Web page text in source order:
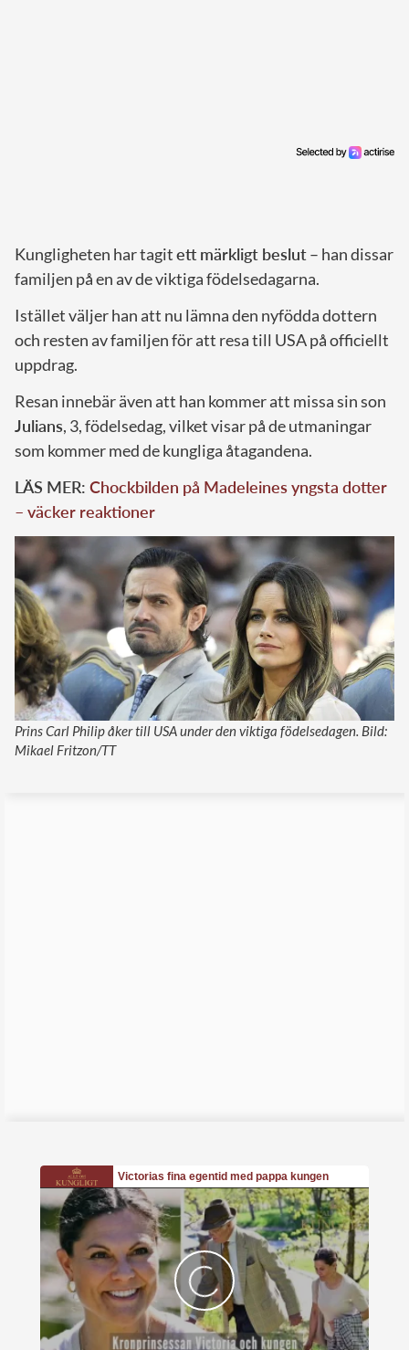
Kungligheten har tagitett märkligt beslut– han dissar
familjen på en av de viktiga födelsedagarna.
Istället väljer han att nu lämna den nyfödda dottern
och resten av familjen för att resa till USA på officiellt
uppdrag.
Resan innebär även att han kommer att missa sin son
Julians, 3, födelsedag, vilket visar på de utmaningar
som kommer med de kungliga åtagandena.
LÄS MER: Chockbilden på Madeleines yngsta dotter
– väcker reaktioner
Prins Carl Philip åker till USA under den viktiga födelsedagen. Bild:
Mikael Fritzon/TT